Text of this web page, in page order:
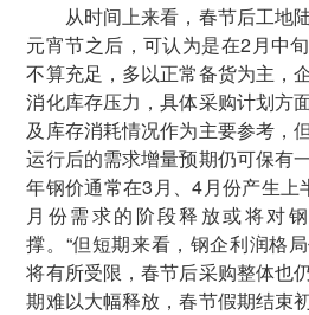
从时间上来看，春节后工地
元宵节之后，可认为是在2月中
不算充足，多以正常备货为主，
消化库存压力，具体采购计划方
及库存消耗情况作为主要参考，
运行后的需求增量预期仍可保有
年钢价通常在3月、4月份产生上
月份需求的阶段释放或将对
撑。“但短期来看，钢企利润格
将有所受限，春节后采购整体也
期难以大幅释放，春节假期结束